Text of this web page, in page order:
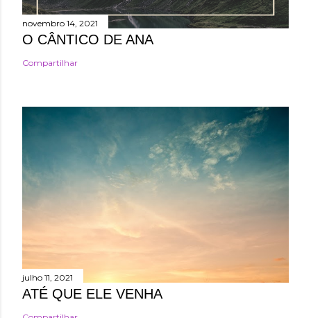
novembro 14, 2021
O CÂNTICO DE ANA
Compartilhar
julho 11, 2021
ATÉ QUE ELE VENHA